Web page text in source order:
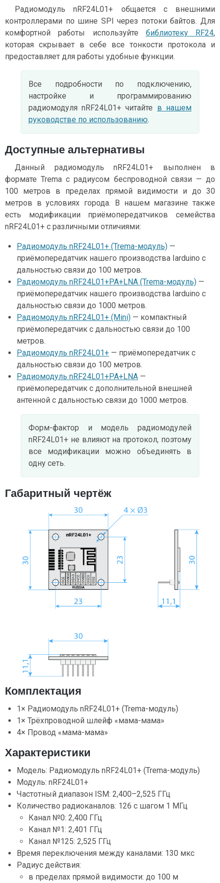
Радиомодуль nRF24L01+ общается с внешними
контроллерами по шине SPI через потоки байтов. Для
комфортной работы используйте библиотеку RF24,
которая скрывает в себе все тонкости протокола и
предоставляет для работы удобные функции.
Все подробности по подключению,
настройке и программированию
радиомодуля nRF24L01+ читайте в нашем
руководстве по использованию.
Доступные альтернативы
Данный радиомодуль nRF24L01+ выполнен в
формате Trema c радиусом беспроводной связи — до
100 метров в пределах прямой видимости и до 30
метров в условиях города. В нашем магазине также
есть модификации приёмопередатчиков семейства
nRF24L01+ с различными отличиями:
Радиомодуль nRF24L01+ (Trema-модуль) —
приёмопередатчик нашего производства Iarduino с
дальностью связи до 100 метров.
Радиомодуль nRF24L01+PA+LNA (Trema-модуль) —
приёмопередатчик нашего производства Iarduino с
дальностью связи до 1000 метров.
Радиомодуль nRF24L01+ (Mini) — компактный
приёмопередатчик с дальностью связи до 100
метров.
Радиомодуль nRF24L01+ — приёмопередатчик с
дальностью связи до 100 метров.
Радиомодуль nRF24L01+PA+LNA —
приёмопередатчик с дополнительной внешней
антенной с дальностью связи до 1000 метров.
Форм-фактор и модель радиомодулей
nRF24L01+ не влияют на протокол, поэтому
все модификации можно объединять в
одну сеть.
Габаритный чертёж
Комплектация
1× Радиомодуль nRF24L01+ (Trema-модуль)
1× Трёхпроводной шлейф «мама-мама»
4× Провод «мама-мама»
Характеристики
Модель: Радиомодуль nRF24L01+ (Trema-модуль)
Модуль: nRF24L01+
Частотный диапазон ISM: 2,400–2,525 ГГц
Количество радиоканалов: 126 с шагом 1 МГц
Канал №0: 2,400 ГГц
Канал №1: 2,401 ГГц
Канал №125: 2,525 ГГц
Время переключения между каналами: 130 мкс
Радиус действия:
в пределах прямой видимости: до 100 м